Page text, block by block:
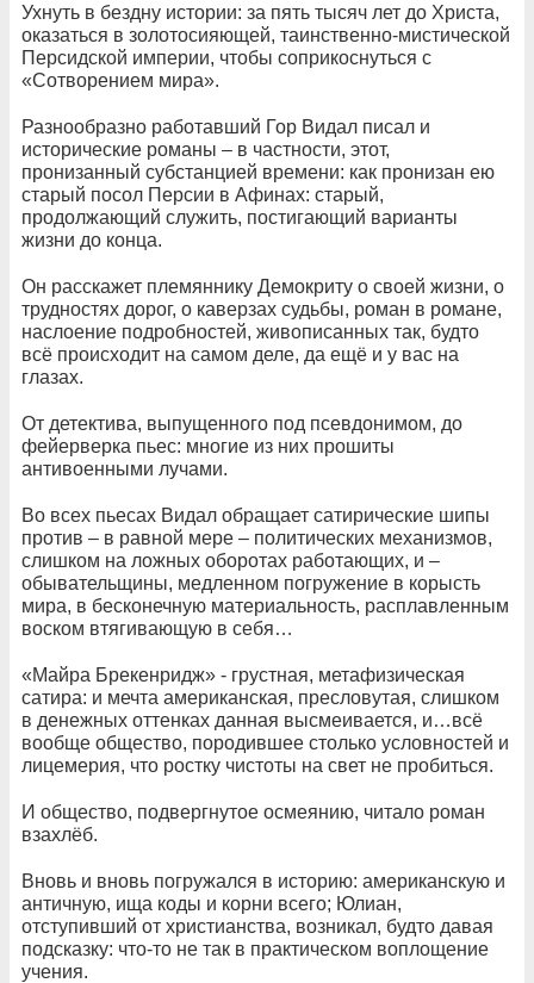
Ухнуть в бездну истории: за пять тысяч лет до Христа,
оказаться в золотосияющей, таинственно-мистической
Персидской империи, чтобы соприкоснуться с
«Сотворением мира».
Разнообразно работавший Гор Видал писал и
исторические романы – в частности, этот,
пронизанный субстанцией времени: как пронизан ею
старый посол Персии в Афинах: старый,
продолжающий служить, постигающий варианты
жизни до конца.
Он расскажет племяннику Демокриту о своей жизни, о
трудностях дорог, о каверзах судьбы, роман в романе,
наслоение подробностей, живописанных так, будто
всё происходит на самом деле, да ещё и у вас на
глазах.
От детектива, выпущенного под псевдонимом, до
фейерверка пьес: многие из них прошиты
антивоенными лучами.
Во всех пьесах Видал обращает сатирические шипы
против – в равной мере – политических механизмов,
слишком на ложных оборотах работающих, и –
обывательщины, медленном погружение в корысть
мира, в бесконечную материальность, расплавленным
воском втягивающую в себя…
«Майра Брекенридж» - грустная, метафизическая
сатира: и мечта американская, пресловутая, слишком
в денежных оттенках данная высмеивается, и…всё
вообще общество, породившее столько условностей и
лицемерия, что ростку чистоты на свет не пробиться.
И общество, подвергнутое осмеянию, читало роман
взахлёб.
Вновь и вновь погружался в историю: американскую и
античную, ища коды и корни всего; Юлиан,
отступивший от христианства, возникал, будто давая
подсказку: что-то не так в практическом воплощение
учения.